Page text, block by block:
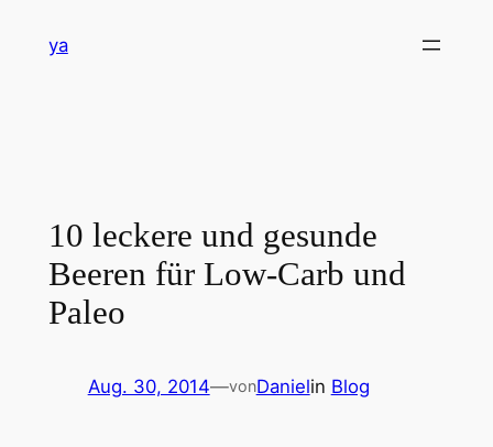
Inhaltya
10 leckere und gesunde
Beeren für Low-Carb und
Paleo
Aug. 30, 2014—vonDanielin Blog